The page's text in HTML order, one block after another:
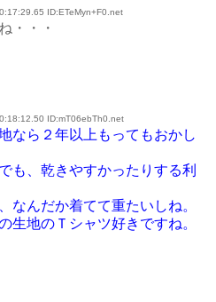
ID:ETeMyn+F0.net
・・・
ID:mT06ebTh0.net
なら２年以上もってもおかし
も、乾きやすかったりする利
なんだか着てて重たいしね。
生地のＴシャツ好きですね。